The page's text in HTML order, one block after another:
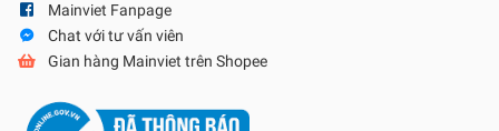
Mainviet Fanpage
Chat với tư vấn viên
Gian hàng Mainviet trên Shopee